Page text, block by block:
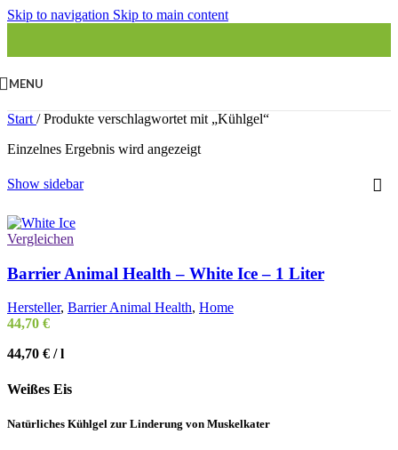
Skip to navigation Skip to main content
MENU
Start / Produkte verschlagwortet mit „Kühlgel“
Einzelnes Ergebnis wird angezeigt
Show sidebar
Vergleichen
Barrier Animal Health – White Ice – 1 Liter
Hersteller, Barrier Animal Health, Home
44,70 €
44,70 € /l
Weißes Eis
Natürliches Kühlgel zur Linderung von Muskelkater